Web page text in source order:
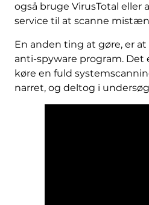
også bruge VirusTotal eller
service til at scanne
En anden ting at gøre, er
anti-spyware program. Det
køre en fuld
narret, og deltog i